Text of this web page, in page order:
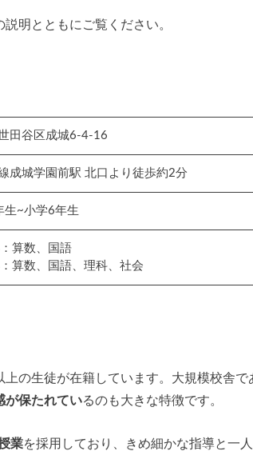
明とともにご覧ください。
田谷区成城6-4-16
成城学園前駅 北口より徒歩約2分
生~小学6年生
算数、国語
算数、国語、理科、社会
の生徒が在籍しています。大規模校舎で
が保たれているのも大きな特徴です。
業を採用しており、きめ細かな指導と一